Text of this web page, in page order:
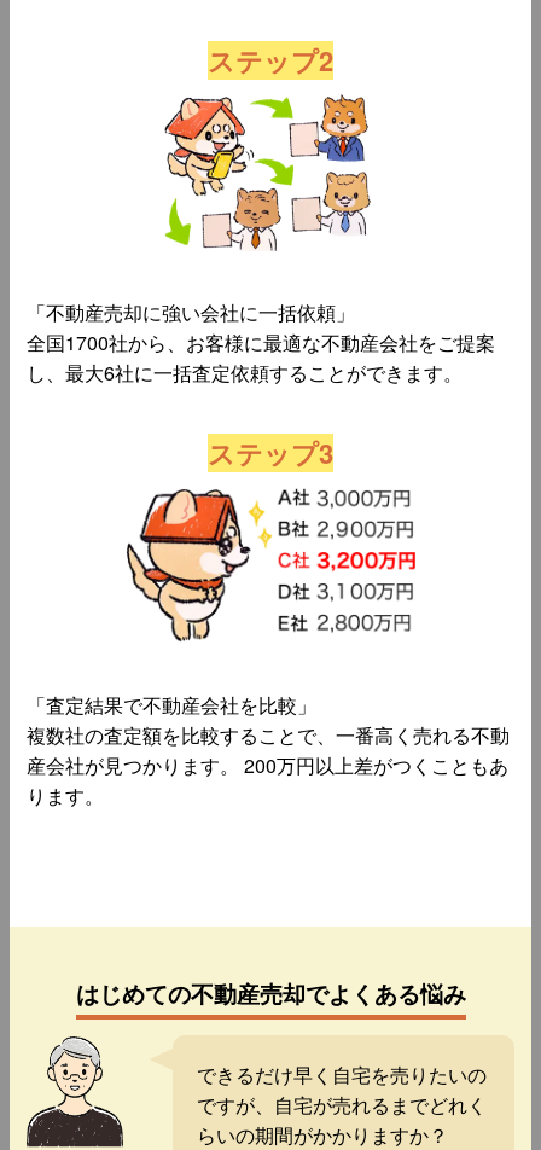
ステップ2
「不動産売却に強い会社に一括依頼」
全国1700社から、お客様に最適な不動産会社をご提案
し、最大6社に一括査定依頼することができます。
ステップ3
「査定結果で不動産会社を比較」
複数社の査定額を比較することで、一番高く売れる不動
産会社が見つかります。 200万円以上差がつくこともあ
ります。
はじめての不動産売却でよくある悩み
できるだけ早く自宅を売りたいの
ですが、自宅が売れるまでどれく
らいの期間がかかりますか？